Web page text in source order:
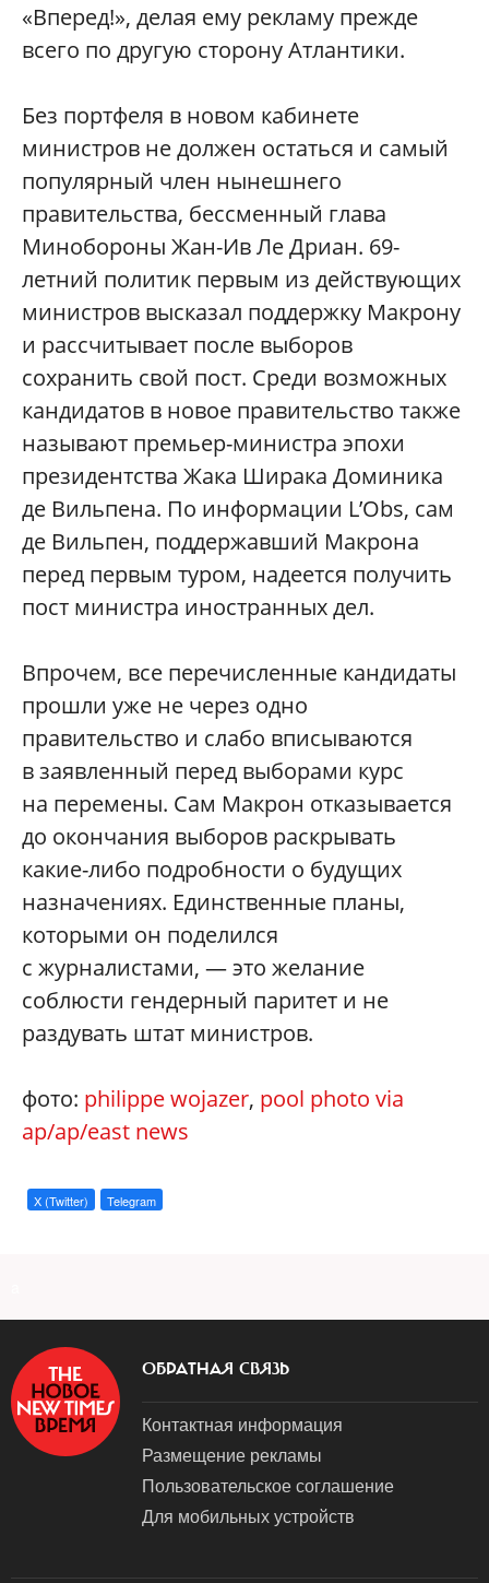
«Вперед!», делая ему рекламу прежде
всего по другую сторону Атлантики.
Без портфеля в новом кабинете
министров не должен остаться и самый
популярный член нынешнего
правительства, бессменный глава
Минобороны Жан-Ив Ле Дриан. 69-
летний политик первым из действующих
министров высказал поддержку Макрону
и рассчитывает после выборов
сохранить свой пост. Среди возможных
кандидатов в новое правительство также
называют премьер-министра эпохи
президентства Жака Ширака Доминика
де Вильпена. По информации L’Obs, сам
де Вильпен, поддержавший Макрона
перед первым туром, надеется получить
пост министра иностранных дел.
Впрочем, все перечисленные кандидаты
прошли уже не через одно
правительство и слабо вписываются
в заявленный перед выборами курс
на перемены. Сам Макрон отказывается
до окончания выборов раскрывать
какие-либо подробности о будущих
назначениях. Единственные планы,
которыми он поделился
с журналистами, — это желание
соблюсти гендерный паритет и не
раздувать штат министров.
фото: philippe wojazer, pool photo via
ap/ap/east news
X (Twitter) Telegram
ОБРАТНАЯ СВЯЗЬ
Контактная информация
Размещение рекламы
Пользовательское соглашение
Для мобильных устройств